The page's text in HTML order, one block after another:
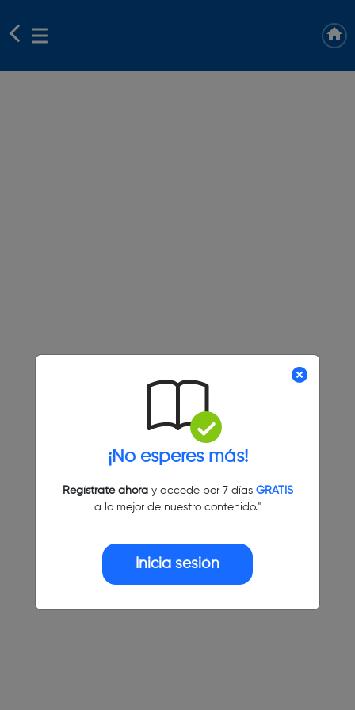
¡No esperes más!
Regístrate ahoray accede por 7 días GRATIS
a lo mejor de nuestro contenido."
Inicia sesión